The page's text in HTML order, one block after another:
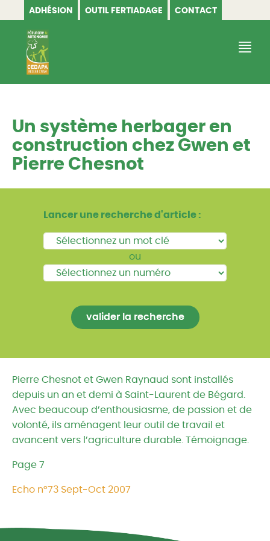
ADHÉSION OUTIL FERTIADAGE CONTACT
CEDAPA
Un système herbager en
construction chez Gwen et
Pierre Chesnot
Lancer une recherche d'article :
ou
Pierre Chesnot et Gwen Raynaud sont installés
depuis un an et demi à Saint-Laurent de Bégard.
Avec beaucoup d’enthousiasme, de passion et de
volonté, ils aménagent leur outil de travail et
avancent vers l’agriculture durable. Témoignage.
Page 7
Echo n°73 Sept-Oct 2007